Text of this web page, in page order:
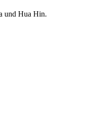
und Hua Hin.